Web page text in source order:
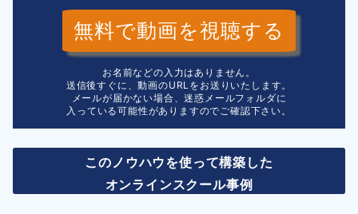
無料で動画を視聴する
お名前などの入力はありません。
送信後すぐに、動画のURLをお送りいたします。
メールが届かない場合、迷惑メールフォルダに
入っている可能性がありますのでご確認下さい。
このノウハウを使って構築した
オンラインスクール事例